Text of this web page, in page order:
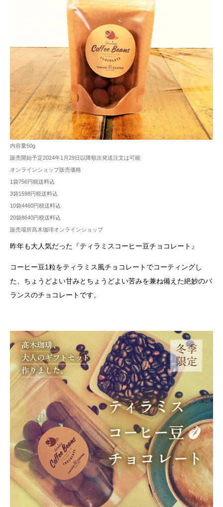
内容量50g
販売開始予定2024年1月29日以降順次発送注文は可能
オンラインショップ販売価格
1袋756円税送料込
3袋1598円税送料込
10袋4460円税送料込
20袋8640円税送料込
販売場所髙木珈琲オンラインショップ
昨年も大人気だった『ティラミスコーヒー豆チョコレート』
コーヒー豆1粒をティラミス風チョコレートでコーティングし
た、ちょうどよい甘みとちょうどよい苦みを兼ね備えた絶妙のバ
ランスのチョコレートです。